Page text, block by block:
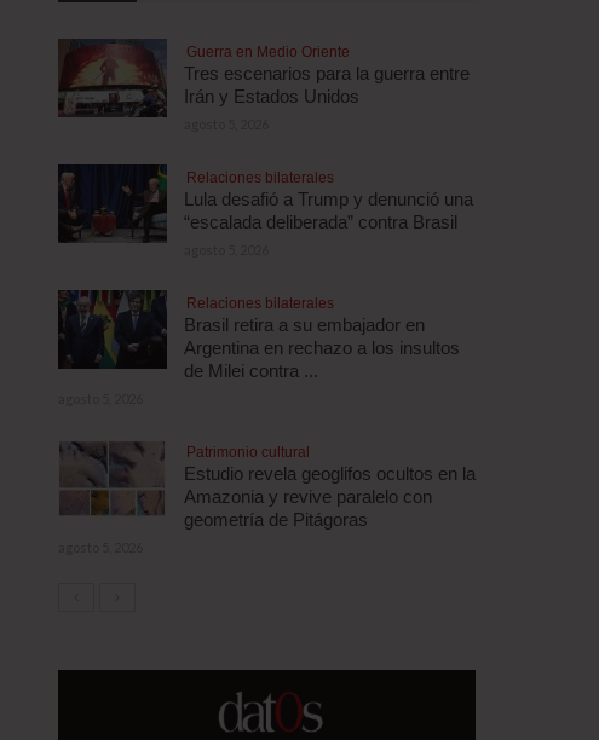
Guerra en Medio Oriente
Tres escenarios para la guerra entre
Irán y Estados Unidos
Relaciones bilaterales
Lula desafió a Trump y denunció una
“escalada deliberada” contra Brasil
Relaciones bilaterales
Brasil retira a su embajador en
Argentina en rechazo a los insultos
de Milei contra ...
Patrimonio cultural
Estudio revela geoglifos ocultos en la
Amazonia y revive paralelo con
geometría de Pitágoras